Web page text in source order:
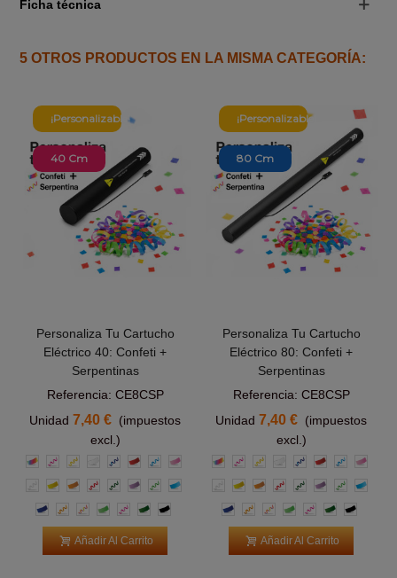
Ficha técnica
5 OTROS PRODUCTOS EN LA MISMA CATEGORÍA:
40 Cm
¡Personalizable!
Personaliza Tu Cartucho
Eléctrico 40: Confeti +
Serpentinas
Referencia: CE8CSP
Unidad7,40 € (impuestos
excl.)
Multicolor
RosaAmarillas
Blanco
AzulRojoAzulRosa
Blanca
Amarillo
Naranja
RojaVerdeMorado
VerdeAzul
AzulNaranjaMulticolor
VerdeRosasVerdeNegro
Añadir Al Carrito
80 Cm
¡Personalizable!
Personaliza Tu Cartucho
Eléctrico 80: Confeti +
Serpentinas
Referencia: CE8CSP
Unidad7,40 € (impuestos
excl.)
Multicolor
RosaAmarillas
Blanco
AzulRojoAzulRosa
Blanca
Amarillo
Naranja
RojaVerdeMorado
VerdeAzul
AzulNaranjaMulticolor
VerdeRosasVerdeNegro
Añadir Al Carrito